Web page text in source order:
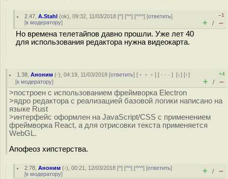
2.47 ,A.Stahl (ok), 09:32, 11/03/2018 [^] [^^] [^^^] [ответить]
[к модератору]
–1
+ / –
Но времена телетайпов давно прошли. Уже лет 40
для использования редактора нужна видеокарта.
1.38 ,Аноним (-), 04:19, 11/03/2018 [ответить] [ ﹢﹢﹢] [ · · ·][↓] [↑]
[к модератору]
+4
+ / –
>построен с использованием фреймворка Electron
>ядро редактора с реализацией базовой логики написано на
языке Rust
>интерфейс оформлен на JavaScript/CSS с применением
фреймворка React, а для отрисовки текста применяется
WebGL.
Апофеоз хипстерства.
2.78 ,Аноним (-), 00:21, 12/03/2018 [^] [^^] [^^^] [ответить]
[к модератору] + / –